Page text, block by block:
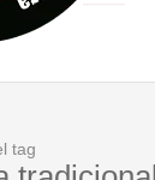
EN EXVITA
tag